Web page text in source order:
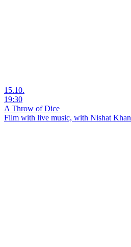
15.10.
19:30
A Throw of Dice
Film with live music, with Nishat Khan